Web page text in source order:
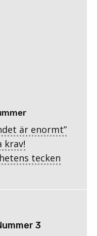
är enormt”
krav!
tecken
3